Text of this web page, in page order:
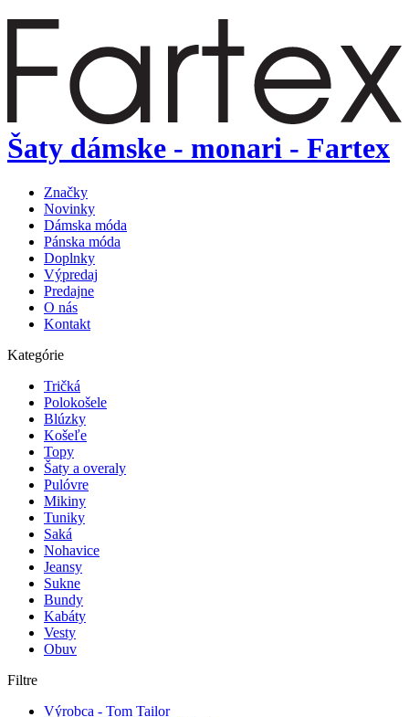
Šaty dámske - monari - Fartex
Značky
Novinky
Dámska móda
Pánska móda
Doplnky
Výpredaj
Predajne
O nás
Kontakt
Kategórie
Tričká
Polokošele
Blúzky
Košeľe
Topy
Šaty a overaly
Pulóvre
Mikiny
Tuniky
Saká
Nohavice
Jeansy
Sukne
Bundy
Kabáty
Vesty
Obuv
Filtre
Výrobca - Tom Tailor